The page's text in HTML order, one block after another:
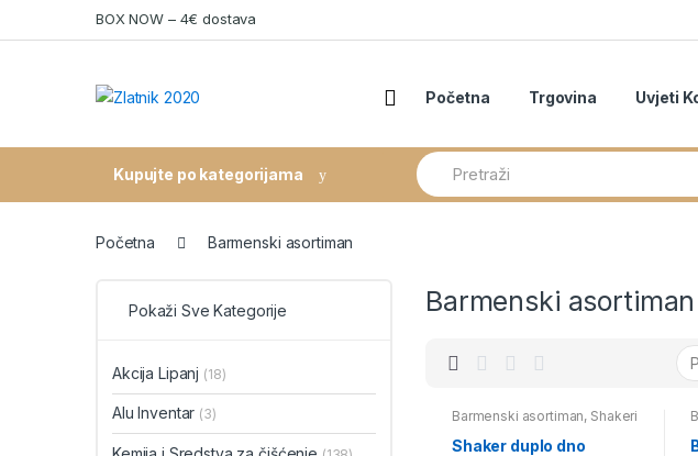
to
to
BOX NOW – 4€ dostava
Početna Trgovina Uvjeti
Kupujte po kategorijama
Search
for:
Početna Barmenski asortiman
Barmenski asortiman
Barmenski asortiman, Shakeri
Shaker duplo dno
Pokaži Sve Kategorije
Akcija Lipanj (18)
Alu Inventar (3)